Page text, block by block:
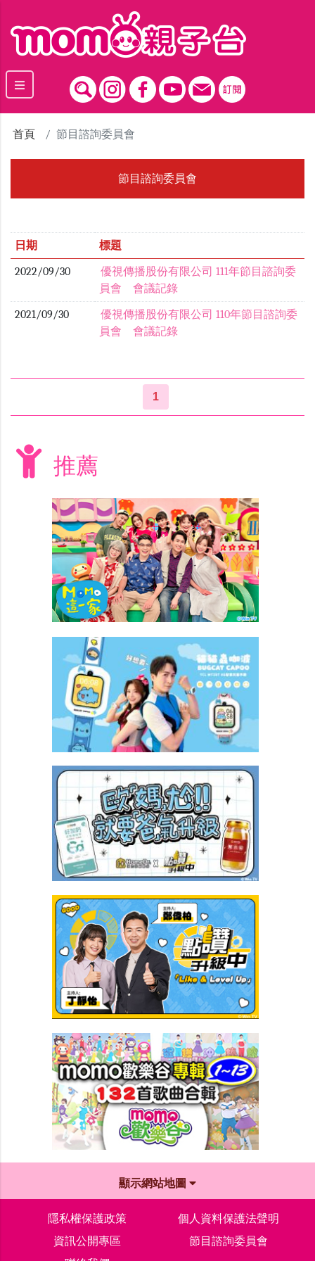
首頁 節目諮詢委員會
節目諮詢委員會
日期 標題
2022/09/30
優視傳播股份有限公司 111年節目諮詢委
員會 會議記錄
2021/09/30
優視傳播股份有限公司 110年節目諮詢委
員會 會議記錄
1
推薦
顯示網站地圖
隱私權保護政策
個人資料保護法聲明
資訊公開專區
節目諮詢委員會